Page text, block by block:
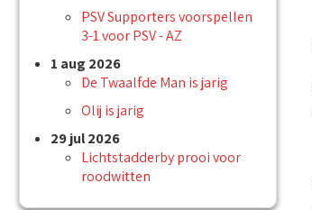
PSV Supporters voorspellen
3-1 voor PSV - AZ
1 aug 2026
De Twaalfde Man is jarig
Olij is jarig
29 jul 2026
Lichtstadderby prooi voor
roodwitten